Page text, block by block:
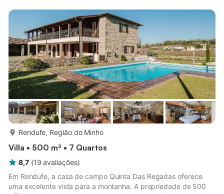
não dispõe de ar condicionado, mas possui ventoinha. Os
hóspedes podem desfrutar de um jardim privado para
momentos tranquilos pela manh...
Rendufe, Região do Minho
Villa • 500 m² • 7 Quartos
8,7 (19 avaliações)
Em Rendufe, a casa de campo Quinta Das Regadas oferece
uma excelente vista para a montanha. A propriedade de 500